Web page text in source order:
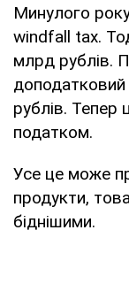
Минулого
windfall tax.
млрд рублів.
рублів. Тепер
податком.
Усе це може
продукти,
біднішими.